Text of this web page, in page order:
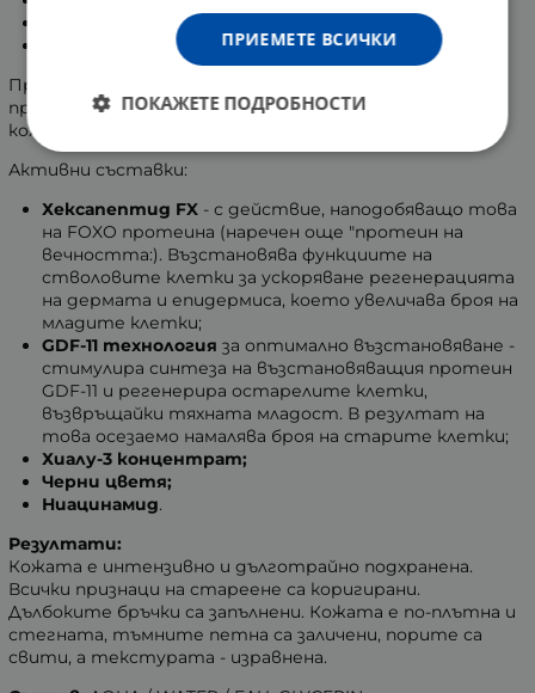
неравномерна кожна текстура.
Предназначен е за жени, които искат
противостарееща и подхранваща грижа за своята
кожа от най-висок клас.
Активни съставки:
Хексапептид FX - с действие, наподобяващо това
на FOXO протеина (наречен още "протеин на
вечността:). Възстановява функциите на
стволовите клетки за ускоряване регенерацията
на дермата и епидермиса, което увеличава броя на
младите клетки;
GDF-11 технология за оптимално възстановяване -
стимулира синтеза на възстановяващия протеин
GDF-11 и регенерира остарелите клетки,
възвръщайки тяхната младост. В резултат на
това осезаемо намалява броя на старите клетки;
Хиалу-3 концентрат;
Черни цветя;
Ниацинамид.
Резултати:
Кожата е интензивно и дълготрайно подхранена.
Всички признаци на стареене са коригирани.
Дълбоките бръчки са запълнени. Кожата е по-плътна и
стегната, тъмните петна са заличени, порите са
свити, а текстурата - изравнена.
ПРИЕМЕТЕ ВСИЧКИ
ПОКАЖЕТЕ ПОДРОБНОСТИ